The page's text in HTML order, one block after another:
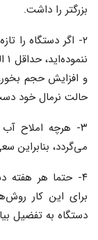
بزرگتر را داشت.
۲- اگر دستگاه را
و افزایش حجم
حالت نرمال خود
۳- هرچه املاح
می‌گردد، بنابراین
۴- حتما هر هفته
برای این کار
دستگاه به تفضیل